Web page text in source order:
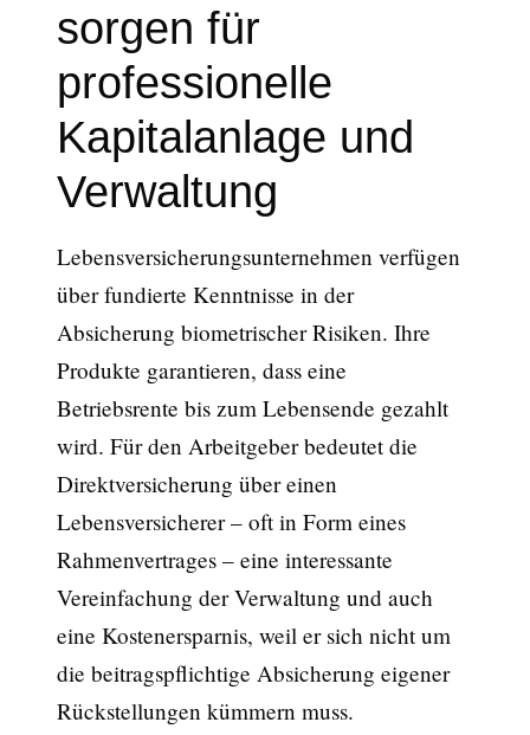
sorgen für
professionelle
Kapitalanlage und
Verwaltung
Lebensversicherungsunternehmen verfügen
über fundierte Kenntnisse in der
Absicherung biometrischer Risiken. Ihre
Produkte garantieren, dass eine
Betriebsrente bis zum Lebensende gezahlt
wird. Für den Arbeitgeber bedeutet die
Direktversicherung über einen
Lebensversicherer – oft in Form eines
Rahmenvertrages – eine interessante
Vereinfachung der Verwaltung und auch
eine Kostenersparnis, weil er sich nicht um
die beitragspflichtige Absicherung eigener
Rückstellungen kümmern muss.